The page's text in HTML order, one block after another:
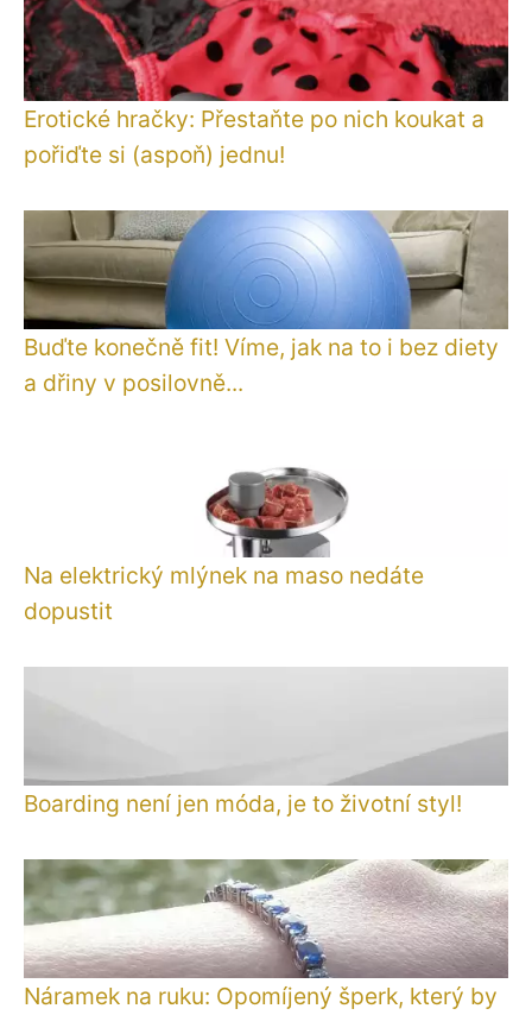
Erotické hračky: Přestaňte po nich koukat a
pořiďte si (aspoň) jednu!
Buďte konečně fit! Víme, jak na to i bez diety
a dřiny v posilovně...
Na elektrický mlýnek na maso nedáte
dopustit
Boarding není jen móda, je to životní styl!
Náramek na ruku: Opomíjený šperk, který by